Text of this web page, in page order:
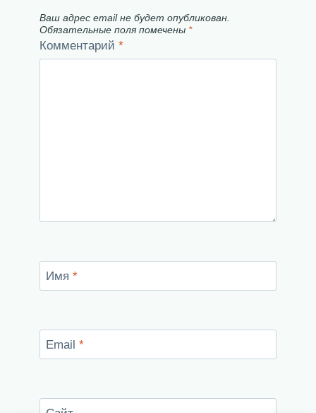
Ваш адрес email не будет опубликован.
Обязательные поля помечены *
Комментарий *
Имя *
Email *